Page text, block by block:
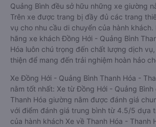
Quảng Bình đều sở hữu những xe giường
Trên xe được trang bị đầy đủ các trang
vụ cho nhu cầu di chuyển của hành khách.
hãng xe khách Đồng Hới - Quảng Bình
Hóa luôn chú trọng đến chất lượng dịch
thiện để mang đến trải nghiệm hoàn hảo
Xe Đồng Hới - Quảng Bình Thanh Hóa -
nằm tốt nhất: Xe từ Đồng Hới - Quảng Bình
Thanh Hóa giường nằm được đánh giá
với điểm đánh giá trung bình từ 4.5/5 dựa
của hành khách Xe về Thanh Hóa - Thanh